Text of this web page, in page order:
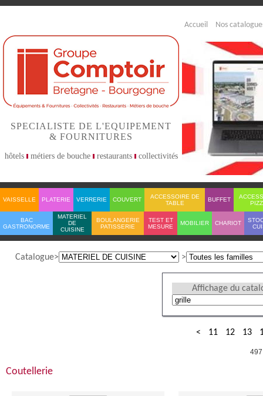
Accueil Nos
SPECIALISTE DE L'EQUIPEMENT
& FOURNITURES
hôtels métiers de bouche restaurants collectivités
VAISSELLE PLATERIE VERRERIE COUVERT
ACCESSOIRE DE
TABLE
BUFFET
BAC
GASTRONORME
MATERIEL
DE
CUISINE
BOULANGERIE
PATISSERIE
TEST ET
MESURE
MOBILIER CHARIOT
Catalogue
Affichage du
< 11 12 13
Coutellerie